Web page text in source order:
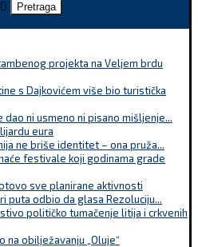
Pretraga
projekta na Veljem brdu
s Dajkovićem više bio turistička
dao ni usmeno ni pisano mišljenje...
eura
ne briše identitet – ona pruža...
festivale koji godinama grade
sve planirane aktivnosti
puta odbio da glasa Rezoluciju...
političko tumačenje litija i crkvenih
na obilježavanju „Oluje“